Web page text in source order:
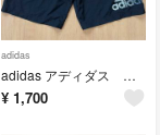
adidas
adidas アディダス 黒色 ショートパンツ ハーフパンツ
¥ 1,700